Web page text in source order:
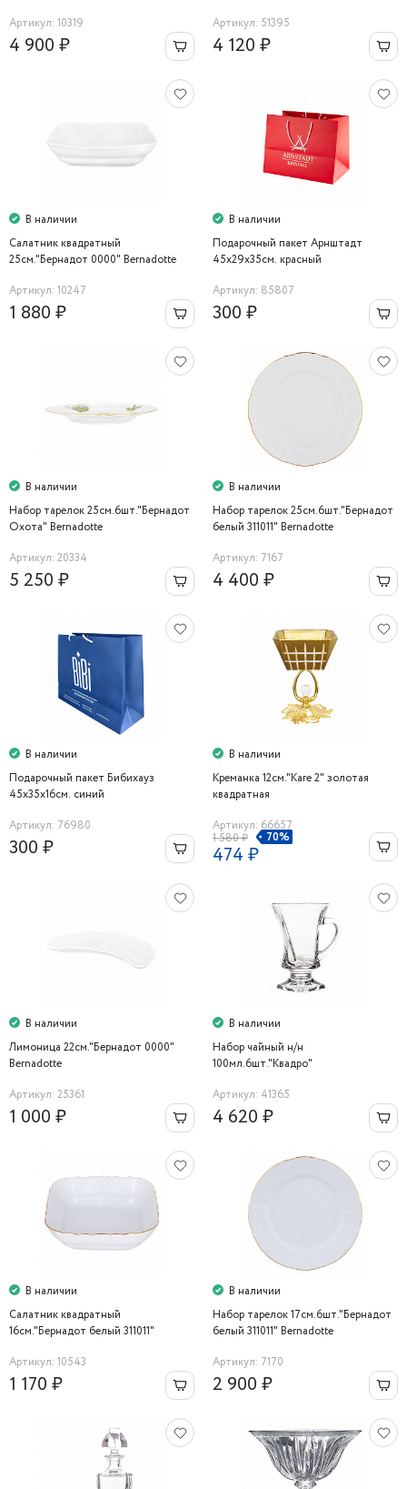
Артикул: 10319
4 900 ₽
Артикул: 51395
4 120 ₽
В наличии
Салатник квадратный
25см."Бернадот 0000" Bernadotte
Артикул: 10247
1 880 ₽
В наличии
Подарочный пакет Арнштадт
45х29х35см. красный
Артикул: 85807
300 ₽
В наличии
Набор тарелок 25см.6шт."Бернадот
Охота" Bernadotte
Артикул: 20334
5 250 ₽
В наличии
Набор тарелок 25см.6шт."Бернадот
белый 311011" Bernadotte
Артикул: 7167
4 400 ₽
В наличии
Подарочный пакет Бибихауз
45х35х16см. синий
Артикул: 76980
300 ₽
В наличии
Креманка 12см."Kare 2" золотая
квадратная
Артикул: 66657
1 580 ₽
70%
474 ₽
В наличии
Лимоница 22см."Бернадот 0000"
Bernadotte
Артикул: 25361
1 000 ₽
В наличии
Набор чайный н/н
100мл.6шт."Квадро"
Артикул: 41365
4 620 ₽
В наличии
Салатник квадратный
16см."Бернадот белый 311011"
Артикул: 10543
1 170 ₽
В наличии
Набор тарелок 17см.6шт."Бернадот
белый 311011" Bernadotte
Артикул: 7170
2 900 ₽